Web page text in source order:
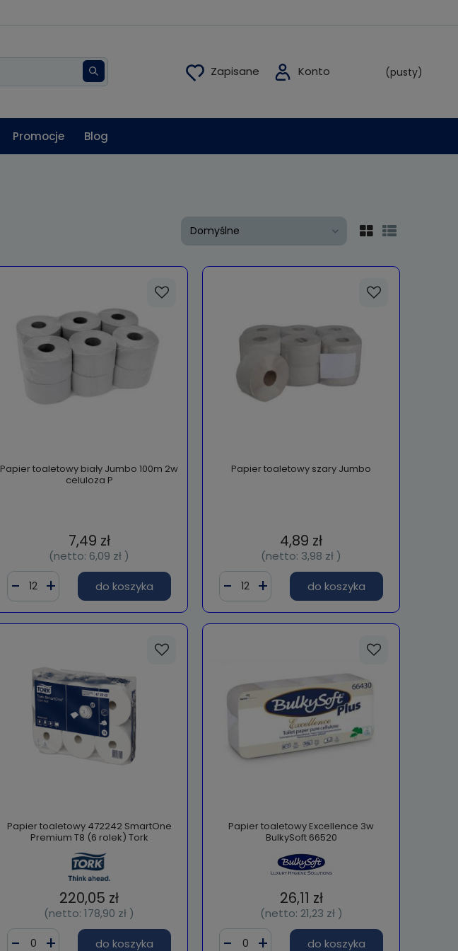
(pusty)
Promocje Blog
Papier toaletowy biały Jumbo 100m 2w
celuloza P
7,49 zł
(netto: 6,09 zł )
do koszyka
Papier toaletowy szary Jumbo
4,89 zł
(netto: 3,98 zł )
do koszyka
Papier toaletowy 472242 SmartOne
Premium T8 (6 rolek) Tork
220,05 zł
(netto: 178,90 zł )
do koszyka
Papier toaletowy Excellence 3w
BulkySoft 66520
26,11 zł
(netto: 21,23 zł)
do koszyka